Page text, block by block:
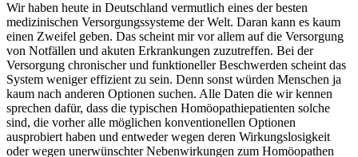
Wir haben heute in Deutschland vermutlich eines der besten
medizinischen Versorgungssysteme der Welt. Daran kann es kaum
einen Zweifel geben. Das scheint mir vor allem auf die Versorgung
von Notfällen und akuten Erkrankungen zuzutreffen. Bei der
Versorgung chronischer und funktioneller Beschwerden scheint das
System weniger effizient zu sein. Denn sonst würden Menschen ja
kaum nach anderen Optionen suchen. Alle Daten die wir kennen
sprechen dafür, dass die typischen Homöopathiepatienten solche
sind, die vorher alle möglichen konventionellen Optionen
ausprobiert haben und entweder wegen deren Wirkungslosigkeit
oder wegen unerwünschter Nebenwirkungen zum Homöopathen